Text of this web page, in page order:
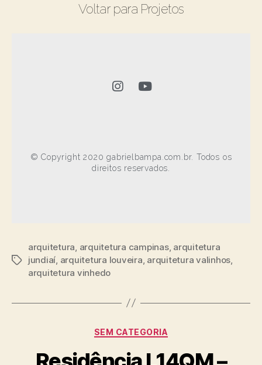
Voltar para Projetos
© Copyright 2020 gabrielbampa.com.br. Todos os
direitos reservados.
arquitetura, arquitetura campinas, arquitetura
jundiaí, arquitetura louveira, arquitetura valinhos,
arquitetura vinhedo
SEM CATEGORIA